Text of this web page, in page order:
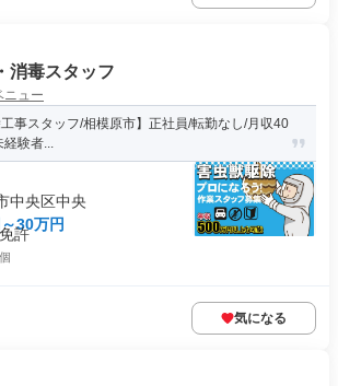
消毒スタッフ
ニュー
工事スタッフ/相模原市】正社員/転勤なし/月収40
経験者...
中央区中央
30万円
許
気になる